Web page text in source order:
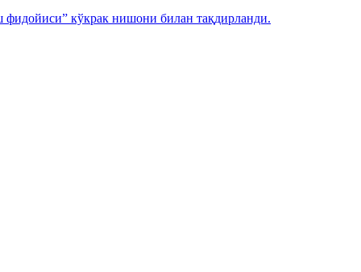
фидойиси” кўкрак нишони билан тақдирланди.